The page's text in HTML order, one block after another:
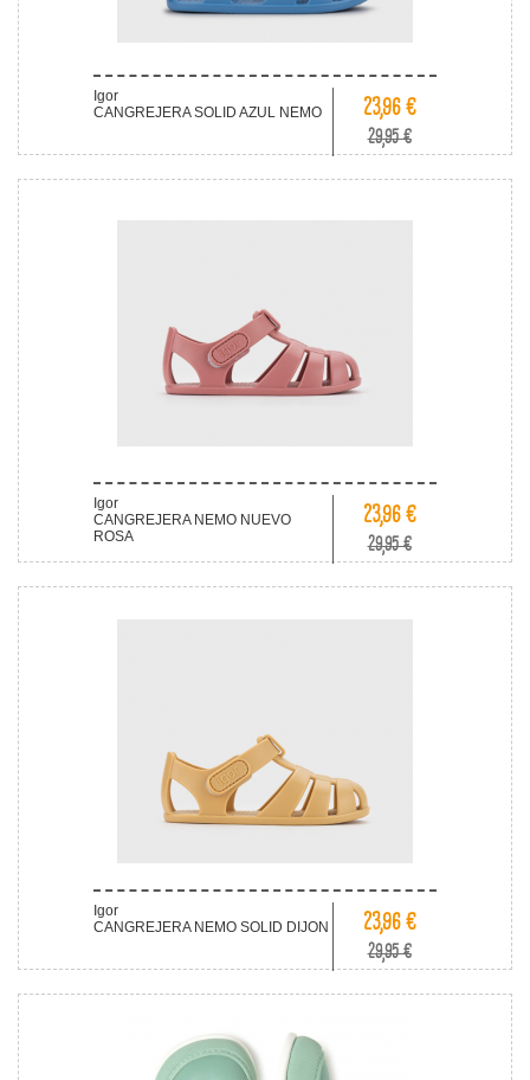
Igor
CANGREJERA SOLID AZUL NEMO
23,96 €
29,95 €
Igor
CANGREJERA NEMO NUEVO
ROSA
23,96 €
29,95 €
Igor
CANGREJERA NEMO SOLID DIJON
23,96 €
29,95 €